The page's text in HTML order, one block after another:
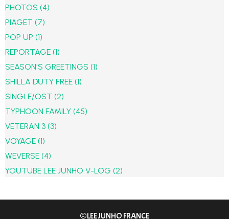
PHOTOS (4)
PIAGET (7)
POP UP (1)
REPORTAGE (1)
SEASON'S GREETINGS (1)
SHILLA DUTY FREE (1)
SINGLE/OST (2)
TYPHOON FAMILY (45)
VETERAN 3 (3)
VOYAGE (1)
WEVERSE (4)
YOUTUBE LEE JUNHO V-LOG (2)
©LEE JUNHO FRANCE